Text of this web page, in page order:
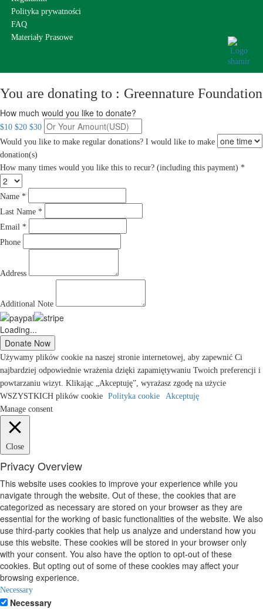
Polityka prywatności
FAQ
Materiały Prasowe
You are donating to : Greennature Foundation
How much would you like to donate?
$10 $20 $30
Would you like to make regular donations? I would like to make
donation(s)
How many times would you like this to recur? (including this payment) *
Name *
Last Name *
Email *
Phone
Address
Additional Note
Loading...
Używamy plików cookie na naszej stronie internetowej, aby zapewnić Ci
najbardziej odpowiednie wrażenia dzięki zapamiętywaniu Twoich preferencji i
powtarzaniu wizyt. Klikając „Akceptuję”, wyrażasz zgodę na użycie
WSZYSTKICH plików cookie Polityka cookie
Akceptuję
Manage consent
Close
Privacy Overview
This website uses cookies to improve your experience while you
navigate through the website. Out of these, the cookies that are
categorized as necessary are stored on your browser as they are
essential for the working of basic functionalities of the website. We also
use third-party cookies that help us analyze and understand how you
use this website. These cookies will be stored in your browser only
with your consent. You also have the option to opt-out of these
cookies. But opting out of some of these cookies may affect your
browsing experience.
Necessary
Necessary